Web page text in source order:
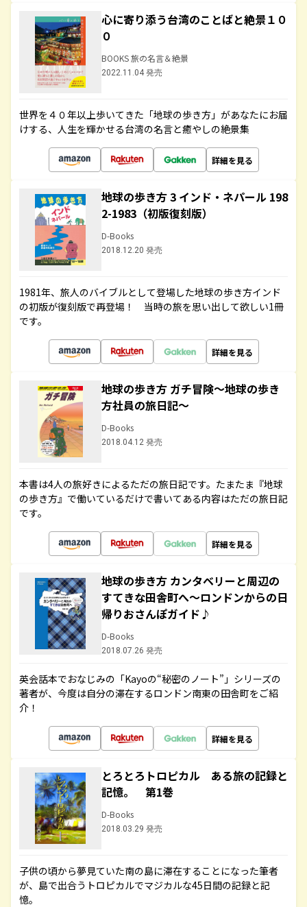
心に寄り添う台湾のことばと絶景１０
０
BOOKS 旅の名言＆絶景
2022.11.04 発売
世界を４０年以上歩いてきた「地球の歩き方」があなたにお届
けする、人生を輝かせる台湾の名言と癒やしの絶景集
詳細を見る
地球の歩き方 3 インド・ネパール 198
2-1983（初版復刻版）
D-Books
2018.12.20 発売
1981年、旅人のバイブルとして登場した地球の歩き方インド
の初版が復刻版で再登場！ 当時の旅を思い出して欲しい1冊
です。
詳細を見る
地球の歩き方 ガチ冒険～地球の歩き
方社員の旅日記～
D-Books
2018.04.12 発売
本書は4人の旅好きによるただの旅日記です。たまたま『地球
の歩き方』で働いているだけで書いてある内容はただの旅日記
です。
詳細を見る
地球の歩き方 カンタベリーと周辺の
すてきな田舎町へ～ロンドンからの日
帰りおさんぽガイド♪
D-Books
2018.07.26 発売
英会話本でおなじみの「Kayoの“秘密のノート”」シリーズの
著者が、今度は自分の滞在するロンドン南東の田舎町をご紹
介！
詳細を見る
とろとろトロピカル ある旅の記録と
記憶。 第1巻
D-Books
2018.03.29 発売
子供の頃から夢見ていた南の島に滞在することになった筆者
が、島で出合うトロピカルでマジカルな45日間の記録と記
憶。